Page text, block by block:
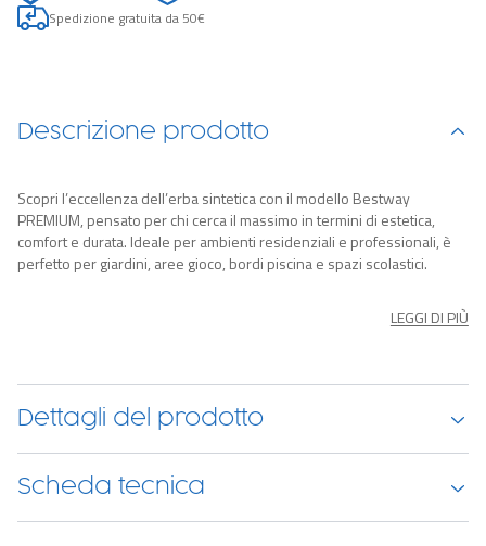
Spedizione gratuita da 50€
Descrizione prodotto
Scopri l’eccellenza dell’erba sintetica con il modello Bestway
PREMIUM, pensato per chi cerca il massimo in termini di estetica,
comfort e durata. Ideale per ambienti residenziali e professionali, è
perfetto per giardini, aree gioco, bordi piscina e spazi scolastici.
al tatto senza paragoni. Inoltre, l'effetto memory consente ai filiLEGGI DI PIÙ
Dettagli del prodotto
Scheda tecnica